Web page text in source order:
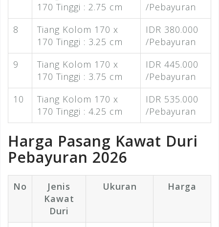
170 Tinggi : 2.75 cm
/Pebayuran
8
Tiang Kolom 170 x
170 Tinggi : 3.25 cm
IDR 380.000
/Pebayuran
9
Tiang Kolom 170 x
170 Tinggi : 3.75 cm
IDR 445.000
/Pebayuran
10
Tiang Kolom 170 x
170 Tinggi : 4.25 cm
IDR 535.000
/Pebayuran
Harga Pasang Kawat Duri
Pebayuran 2026
No
Jenis
Kawat
Duri
Ukuran Harga